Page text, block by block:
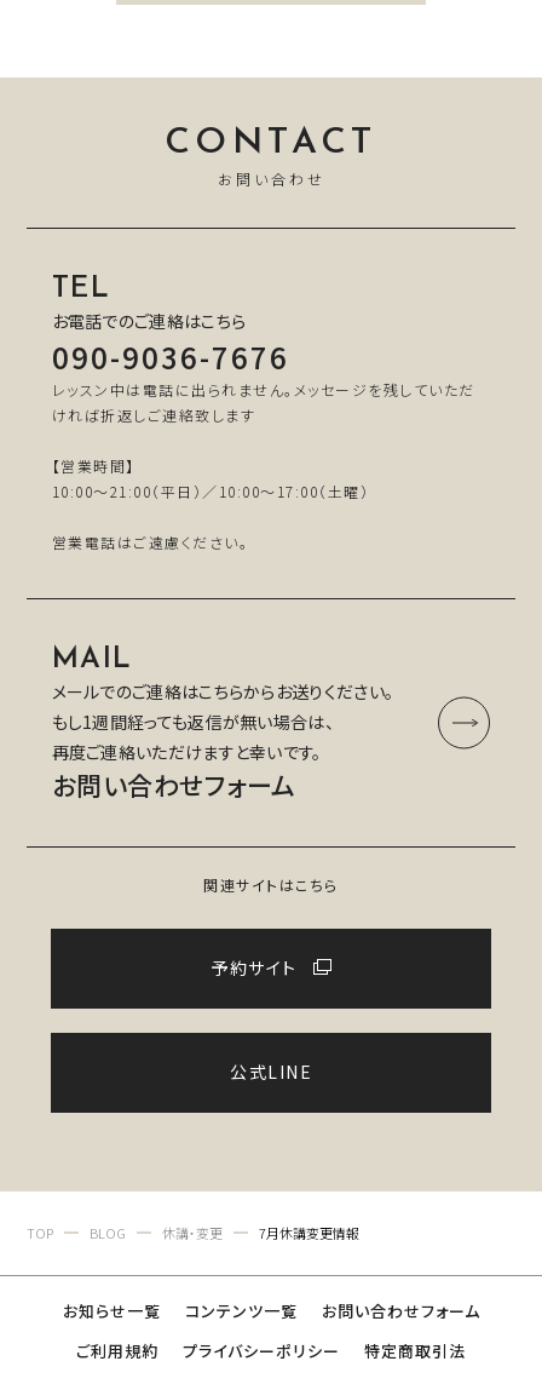
CONTACT
お問い合わせ
TEL
お電話でのご連絡はこちら
090-9036-7676
レッスン中は電話に出られません。メッセージを残していただ
ければ折返しご連絡致します
【営業時間】
10:00～21:00（平日）／10:00～17:00（土曜）
営業電話はご遠慮ください。
MAIL
メールでのご連絡はこちらからお送りください。
もし1週間経っても返信が無い場合は、
再度ご連絡いただけますと幸いです。
お問い合わせフォーム
関連サイトはこちら
予約サイト
公式LINE
TOP BLOG 休講・変更 7月休講変更情報
お知らせ一覧 コンテンツ一覧
お問い合わせフォーム
ご利用規約
プライバシーポリシー 特定商取引法